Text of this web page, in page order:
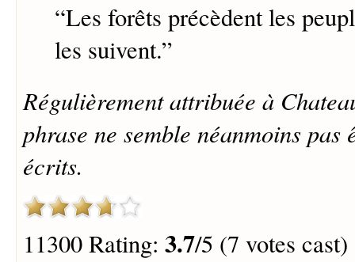
“Les forêts précèdent les
les suivent.”
Régulièrement attribuée à
phrase ne semble néanmoins pas
écrits.
11300 Rating: 3.7/5 (7 votes cast)